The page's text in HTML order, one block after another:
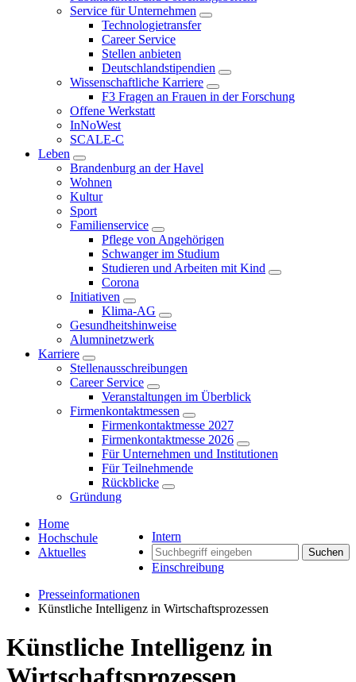
Service für Unternehmen
Technologietransfer
Career Service
Stellen anbieten
Deutschlandstipendien
Wissenschaftliche Karriere
F3 Fragen an Frauen in der Forschung
Offene Werkstatt
InNoWest
SCALE-C
Leben
Brandenburg an der Havel
Wohnen
Kultur
Sport
Familienservice
Pflege von Angehörigen
Schwanger im Studium
Studieren und Arbeiten mit Kind
Corona
Initiativen
Klima-AG
Gesundheitshinweise
Alumninetzwerk
Karriere
Stellenausschreibungen
Career Service
Veranstaltungen im Überblick
Firmenkontaktmessen
Firmenkontaktmesse 2027
Firmenkontaktmesse 2026
Für Unternehmen und Institutionen
Für Teilnehmende
Rückblicke
Gründung
Intern
Suchen
Einschreibung
Home
Hochschule
Aktuelles
Presseinformationen
Künstliche Intelligenz in Wirtschaftsprozessen
Künstliche Intelligenz in